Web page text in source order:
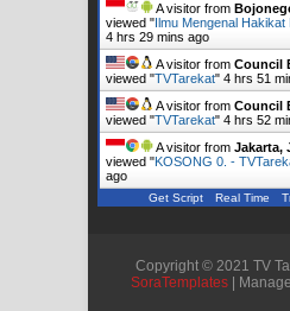
A visitor from
viewed "Ilmu Mengenal
4 hrs 29 mins ago
A visitor from Council
viewed "TVTarekat" 4 hrs 51
A visitor from Council
viewed "TVTarekat" 4 hrs 52
A visitor from Jakarta,
viewed "KOSONG 0. -
ago
Get Script Real Time
Copyright © 2021 TV
SoraTemplates |